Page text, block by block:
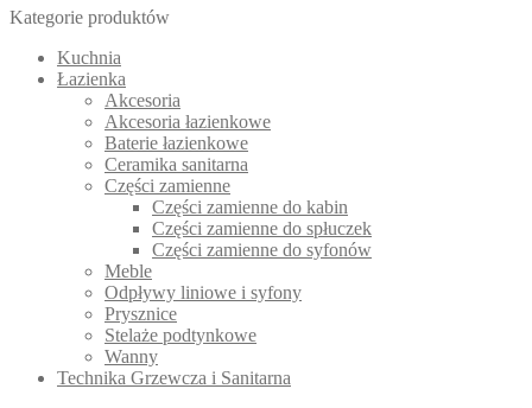
Kategorie produktów
Kuchnia
Łazienka
Akcesoria
Akcesoria łazienkowe
Baterie łazienkowe
Ceramika sanitarna
Części zamienne
Części zamienne do kabin
Części zamienne do spłuczek
Części zamienne do syfonów
Meble
Odpływy liniowe i syfony
Prysznice
Stelaże podtynkowe
Wanny
Technika Grzewcza i Sanitarna